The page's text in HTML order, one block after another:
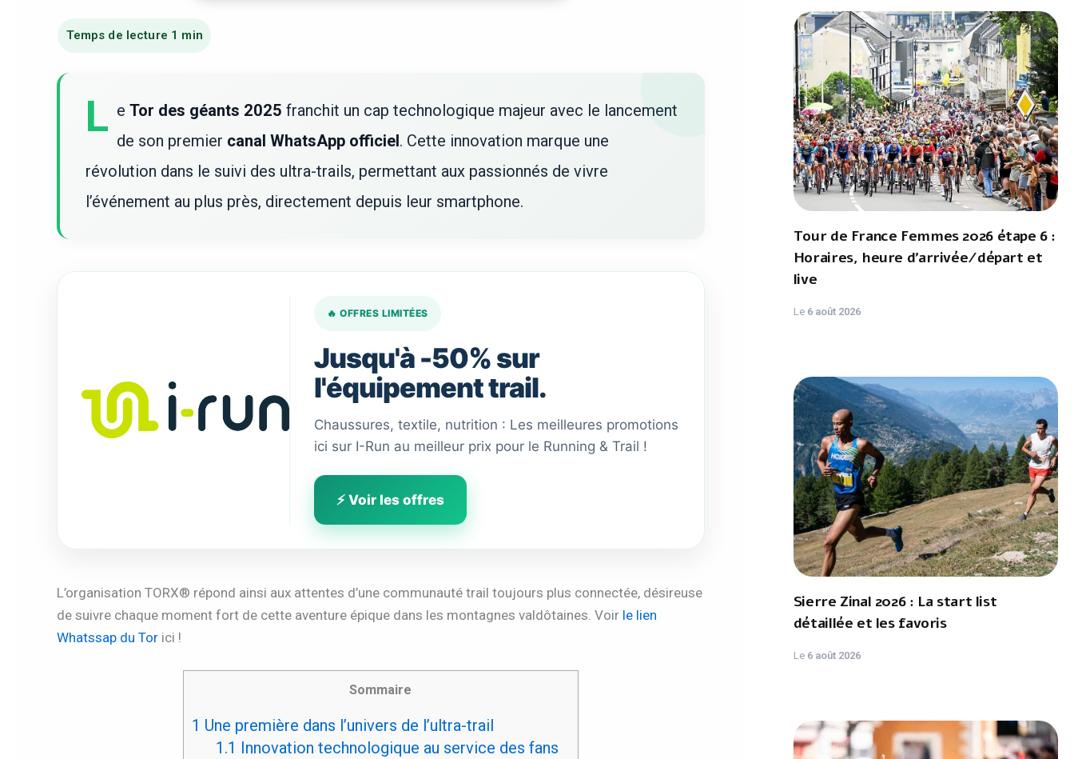
L e Tor des géants 2025 franchit un cap technologique majeur avec le lancement
de son premier canal WhatsApp officiel. Cette innovation marque une
révolution dans le suivi des ultra-trails, permettant aux passionnés de vivre
l’événement au plus près, directement depuis leur smartphone.
🔥 OFFRES LIMITÉES
Jusqu'à -50% sur
l'équipement trail.
Chaussures, textile, nutrition : Les meilleures promotions
ici sur I-Run au meilleur prix pour le Running & Trail !
⚡ Voir les offres
L’organisation TORX® répond ainsi aux attentes d’une communauté trail toujours plus connectée, désireuse
de suivre chaque moment fort de cette aventure épique dans les montagnes valdôtaines. Voir le lien
Whatssap du Tor ici !
Sommaire
1 Une première dans l’univers de l’ultra-trail
1.1 Innovation technologique au service des fans
Tour de France Femmes 2026 étape 6 :
Horaires, heure d'arrivée/départ et
live
Le 6 août 2026
Sierre Zinal 2026 : La start list
détaillée et les favoris
Le 6 août 2026